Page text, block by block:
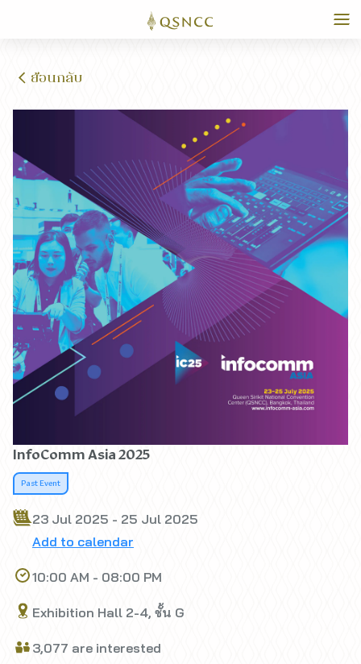
ย้อนกลับ
InfoComm Asia 2025
Past Event
23 Jul 2025 - 25 Jul 2025
Add to calendar
10:00 AM - 08:00 PM
Exhibition Hall 2-4, ชั้น G
3,077 are interested